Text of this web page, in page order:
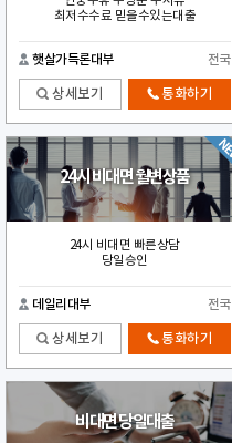
최저수수료 믿을수있는대출
햇살가득론대부 전국
상세보기 통화하기
24시 비대면 월변상품
24시 비대면 빠른상담
당일승인
데일리대부 전국
상세보기 통화하기
비대면 당일대출